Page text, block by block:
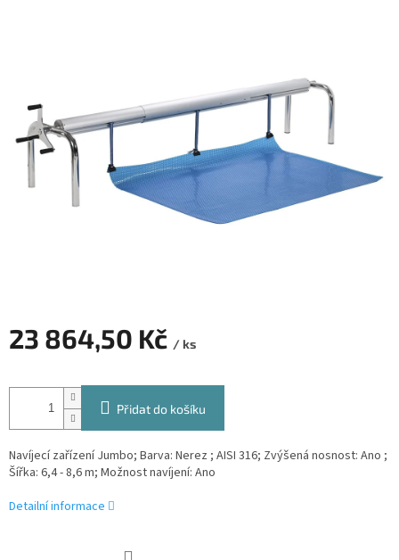
23 864,50 Kč / ks
cena:
Přidat do košíku
Navíjecí zařízení Jumbo; Barva: Nerez ; AISI 316; Zvýšená nosnost: Ano ;
Šířka: 6,4 - 8,6 m; Možnost navíjení: Ano
Detailní informace